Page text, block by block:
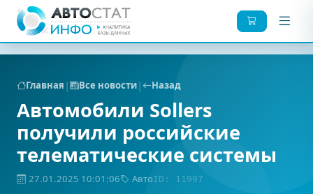
Главная | Все новости| Назад
Автомобили Sollers
получили российские
телематические системы
27.01.2025 10:01:06 АвтоID: 11997